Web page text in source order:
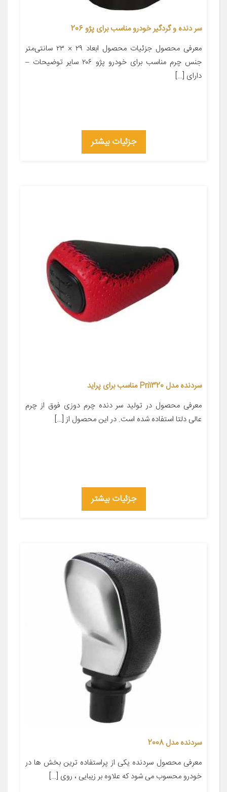
سر دنده و گردگیر خودرو مناسب برای پژو 206
معرفی محصول جزئیات محصول ابعاد ۲۹ × ۲۳ سانتی‌متر
جنس چرم مناسب برای خودرو پژو ۲۰۶ سایر توضیحات –
دارای […]
جزئیات بیشتر
سردنده مدل Pri1320 مناسب برای پراید
معرفی محصول در تولید سر دنده چرم دوزی فوق از چرم
عالی دلتا استفاده شده است. در این محصول از […]
جزئیات بیشتر
سردنده مدل 2008
معرفی محصول سردنده یکی از پراستفاده ترین بخش ها در
خودرو محسوب می شود که علاوه بر زیبایی ، روی […]